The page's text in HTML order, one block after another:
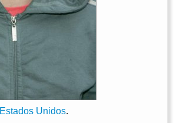
Estados Unidos.